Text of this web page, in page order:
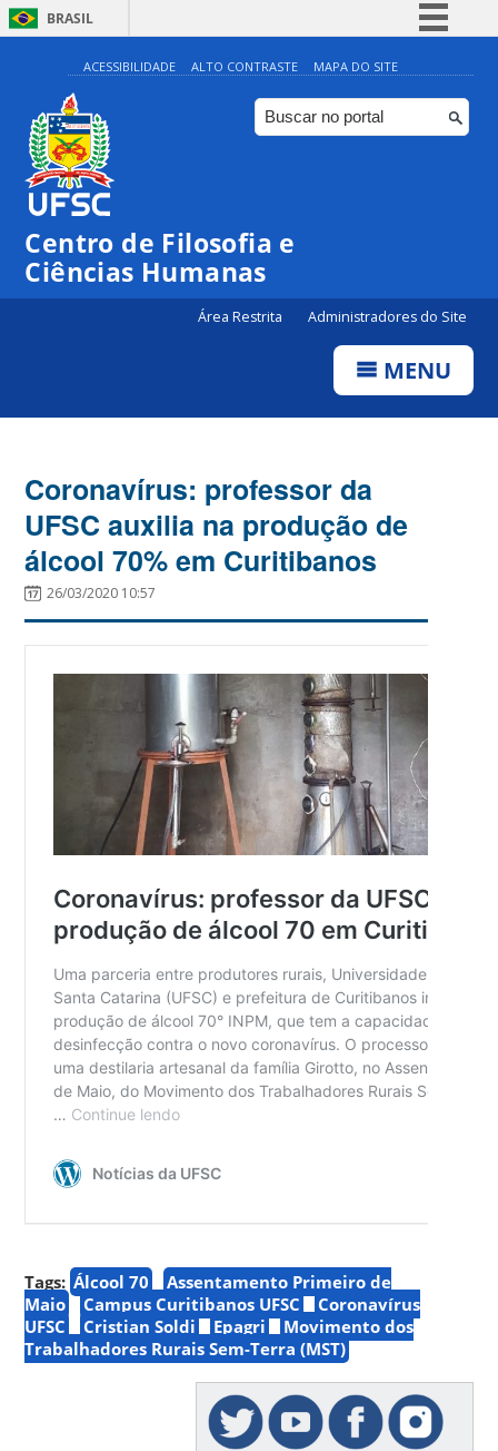
BRASIL
Simplifique!
Comunica BR
Participe
ACESSIBILIDADE ALTO CONTRASTE MAPA DO SITE
Centro de Filosofia e
Ciências Humanas
Área Restrita Administradores do Site
MENU
Coronavírus: professor da
UFSC auxilia na produção de
álcool 70% em Curitibanos
26/03/2020 10:57
Tags: Álcool 70
Assentamento Primeiro de
Maio
Campus Curitibanos UFSC
Coronavírus
UFSC
Cristian Soldi Epagri
Movimento dos
Trabalhadores Rurais Sem-Terra (MST)